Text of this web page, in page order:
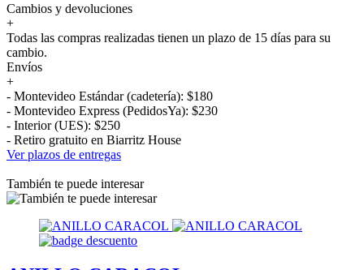
Cambios y devoluciones
+
Todas las compras realizadas tienen un plazo de 15 días para su
cambio.
Envíos
+
- Montevideo Estándar (cadetería): $180
- Montevideo Express (PedidosYa): $230
- Interior (UES): $250
- Retiro gratuito en Biarritz House
Ver plazos de entregas
También te puede interesar